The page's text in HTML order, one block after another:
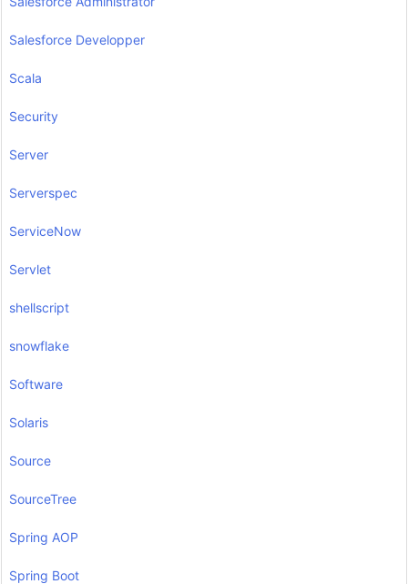
Salesforce Developper
Scala
Security
Server
Serverspec
ServiceNow
Servlet
shellscript
snowflake
Software
Solaris
Source
SourceTree
Spring AOP
Spring Boot